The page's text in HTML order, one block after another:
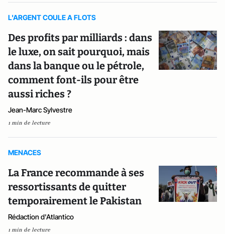
L'ARGENT COULE A FLOTS
Des profits par milliards : dans
le luxe, on sait pourquoi, mais
dans la banque ou le pétrole,
comment font-ils pour être
aussi riches ?
Jean-Marc Sylvestre
1 min de lecture
MENACES
La France recommande à ses
ressortissants de quitter
temporairement le Pakistan
Rédaction d'Atlantico
1 min de lecture